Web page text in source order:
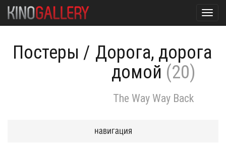
Постеры / Дорога, дорога
домой (20)
The Way Way Back
навигация